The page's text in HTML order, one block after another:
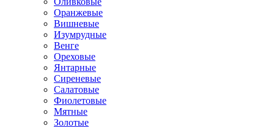
Оранжевые
Вишневые
Изумрудные
Венге
Ореховые
Янтарные
Сиреневые
Салатовые
Фиолетовые
Мятные
Золотые